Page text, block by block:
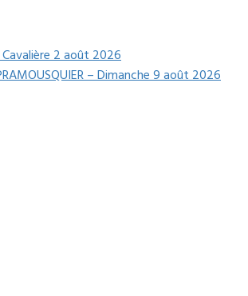
2 août 2026
– Dimanche 9 août 2026